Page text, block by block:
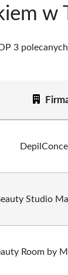
w
3
Studio
Room by